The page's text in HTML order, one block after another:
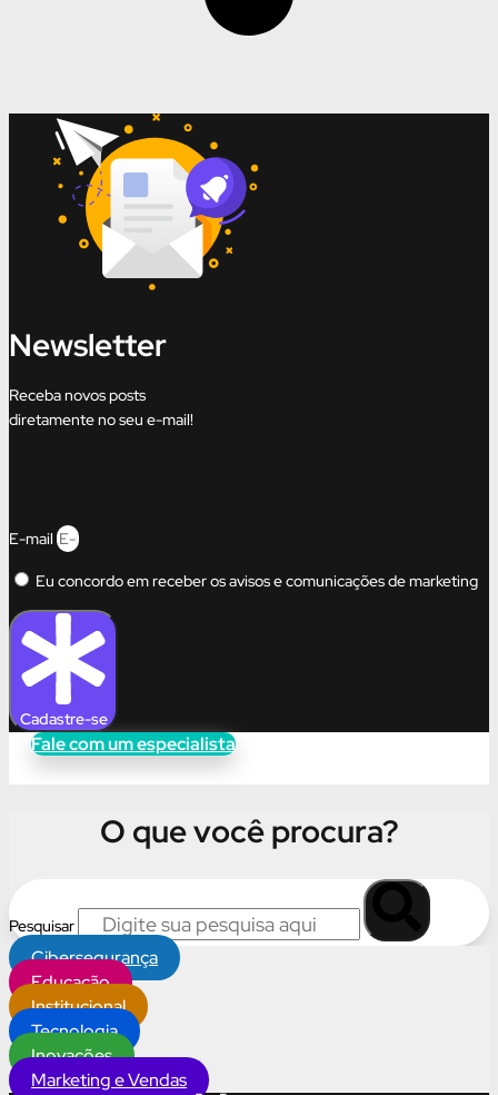
Newsletter
Receba novos posts
diretamente no seu e-mail!
E-mail
Eu concordo em receber os avisos e comunicações de marketing
Cadastre-se
Fale com um especialista
O que você procura?
Pesquisar
Cibersegurança
Educação
Institucional
Tecnologia
Inovações
Marketing e Vendas